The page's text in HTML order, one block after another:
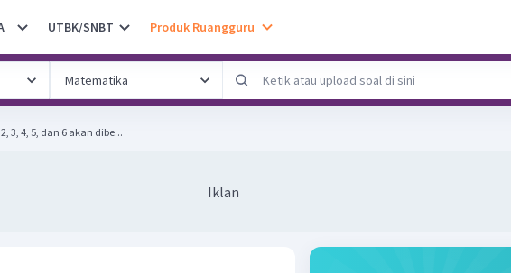
UTBK/SNBT Produk Ruangguru
3, 4, 5, dan 6 akan dibe...
Iklan